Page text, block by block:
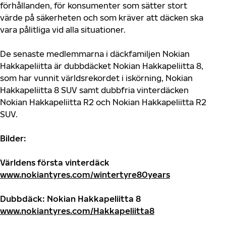
förhållanden, för konsumenter som sätter stort
värde på säkerheten och som kräver att däcken ska
vara pålitliga vid alla situationer.
De senaste medlemmarna i däckfamiljen Nokian
Hakkapeliitta är dubbdäcket Nokian Hakkapeliitta 8,
som har vunnit världsrekordet i iskörning, Nokian
Hakkapeliitta 8 SUV samt dubbfria vinterdäcken
Nokian Hakkapeliitta R2 och Nokian Hakkapeliitta R2
SUV.
Bilder:
Världens första vinterdäck
www.nokiantyres.com/wintertyre80years
Dubbdäck: Nokian Hakkapeliitta 8
www.nokiantyres.com/Hakkapeliitta8